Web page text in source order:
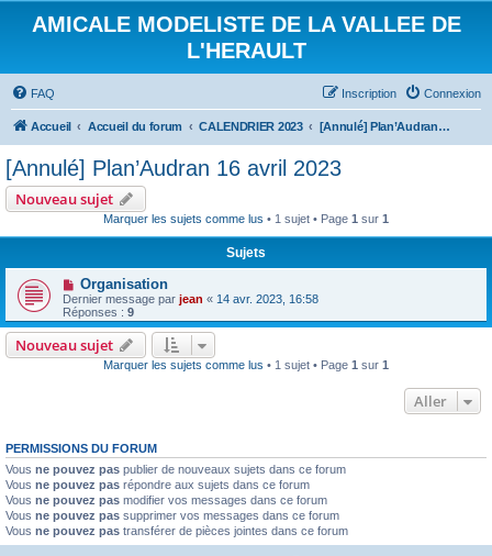
AMICALE MODELISTE DE LA VALLEE DE
L'HERAULT
FAQ Connexion
Inscription
Accueil Accueil du forum CALENDRIER 2023 [Annulé] Plan’Audran 16 avril 2023
[Annulé] Plan’Audran 16 avril 2023
Nouveau sujet
Marquer les sujets comme lus • 1 sujet • Page 1 sur 1
Sujets
Organisation
Dernier message par jean « 14 avr. 2023, 16:58
Réponses : 9
Nouveau sujet
Marquer les sujets comme lus • 1 sujet • Page 1 sur 1
Aller
PERMISSIONS DU FORUM
Vous ne pouvez pas publier de nouveaux sujets dans ce forum
Vous ne pouvez pas répondre aux sujets dans ce forum
Vous ne pouvez pas modifier vos messages dans ce forum
Vous ne pouvez pas supprimer vos messages dans ce forum
Vous ne pouvez pas transférer de pièces jointes dans ce forum